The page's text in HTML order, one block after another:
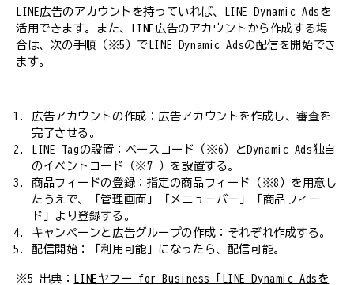
LINE広告のアカウントを持っていれば、LINE Dynamic Adsを
活用できます。また、LINE広告のアカウントから作成する場
合は、次の手順（※5）でLINE Dynamic Adsの配信を開始でき
ます。
広告アカウントの作成：広告アカウントを作成し、審査を
完了させる。
LINE Tagの設置：ベースコード（※6）とDynamic Ads独自
のイベントコード（※7 ）を設置する。
商品フィードの登録：指定の商品フィード（※8）を用意し
たうえで、「管理画面」→「メニューバー」→「商品フィー
ド」より登録する。
キャンペーンと広告グループの作成：それぞれ作成する。
配信開始：「利用可能」になったら、配信可能。
※5 出典： LINEヤフー for Business「LINE Dynamic Adsを